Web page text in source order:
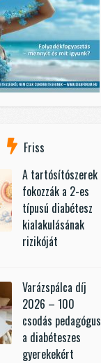
Friss
A tartósítószerek
fokozzák a 2-es
típusú diabétesz
kialakulásának
rizikóját
Varázspálca díj
2026 – 100
csodás pedagógus
a diabéteszes
gyerekekért